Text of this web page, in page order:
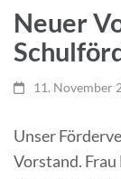
Neuer
11. November
Unser
Vorstand.